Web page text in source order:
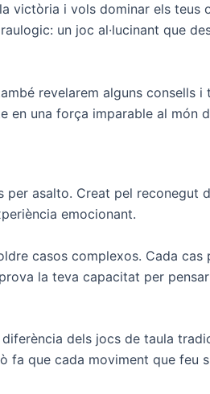
victòria i vols dominar els teus
un joc al·lucinant que
revelarem alguns consells
en una força imparable al món
asalto. Creat pel reconegut
emocionant.
casos complexos. Cada cas
la teva capacitat per
dels jocs de taula
fa que cada moviment que feu